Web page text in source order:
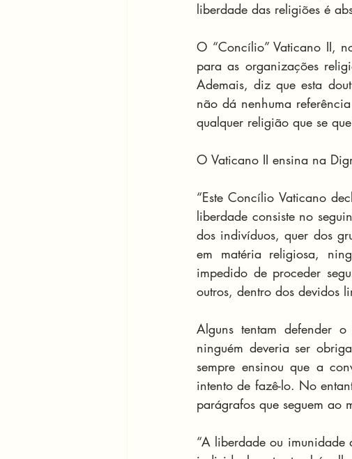
liberdade das religiões é
O “Concílio” Vaticano II,
para as organizações
Ademais, diz que esta
não dá nenhuma
qualquer religião que se
O Vaticano II ensina na
“Este Concílio Vaticano
liberdade consiste no
dos indivíduos, quer dos
em matéria religiosa,
impedido de proceder
outros, dentro dos devidos
Alguns tentam defender
ninguém deveria ser
sempre ensinou que a
intento de fazê-lo. No
parágrafos que seguem ao
“A liberdade ou imunidade